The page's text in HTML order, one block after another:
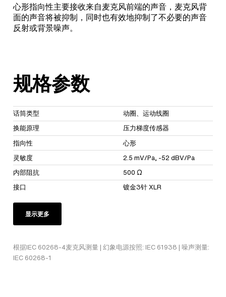
心形指向性主要接收来自麦克风前端的声音，麦克风背
面的声音将被抑制，同时也有效地抑制了不必要的声音
反射或背景噪声。
规格参数
话筒类型
动圈、运动线圈
换能原理
压力梯度传感器
指向性
心形
灵敏度
2.5 mV/Pa, -52 dBV/Pa
内部阻抗
500 Ω
接口
镀金3针 XLR
显示更多
根据IEC 60268-4麦克风测量 | 幻象电源按照: IEC 61938 | 噪声测量:
IEC 60268-1